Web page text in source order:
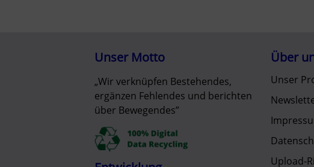
Unser Motto
„Wir verknüpfen Bestehendes,
ergänzen Fehlendes und berichten
über Bewegendes”
Über
Unser
Upload-